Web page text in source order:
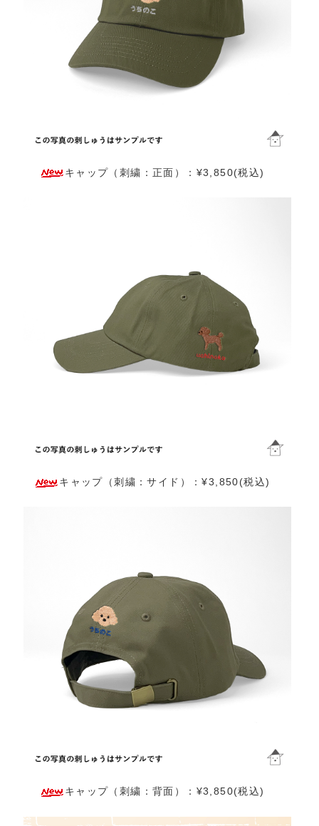
キャップ（刺繍：正面）：¥3,850(税込)
キャップ（刺繍：サイド）：¥3,850(税込)
キャップ（刺繍：背面）：¥3,850(税込)